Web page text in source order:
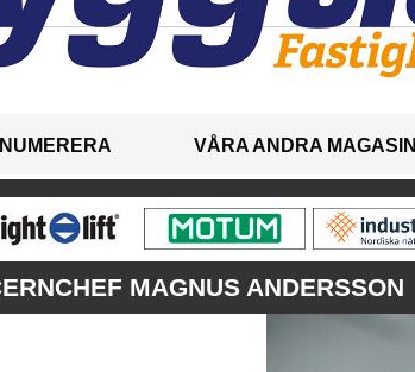
VÅRA ANDRA MAGASIN
MAGNUS ANDERSSON